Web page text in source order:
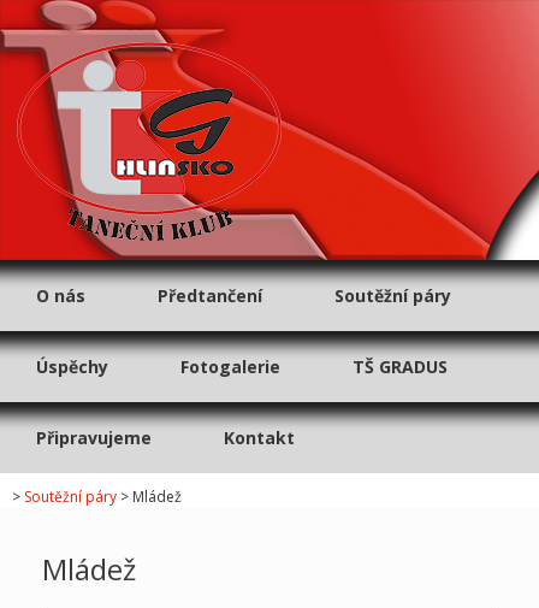
calvin klein baratocalvin klein baratos
klein baratocheap ralph lauren polo shirts
hogan rebel outlethogan outlet serravalle
ralph lauren polo cheap
cheap ralph lauren
ralph lauren polo cheaptiffanys saletiffany ring sale
O nás Předtančení Soutěžní páry
Úspěchy Fotogalerie TŠ GRADUS
Připravujeme Kontakt
> Soutěžní páry > Mládež
Mládež